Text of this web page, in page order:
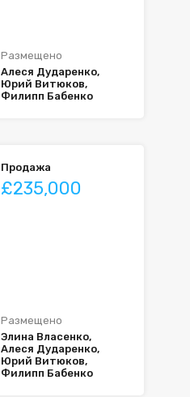
Размещено
Алеся Дударенко,
Юрий Витюков,
Филипп Бабенко
Продажа
£235,000
Размещено
Элина Власенко,
Алеся Дударенко,
Юрий Витюков,
Филипп Бабенко